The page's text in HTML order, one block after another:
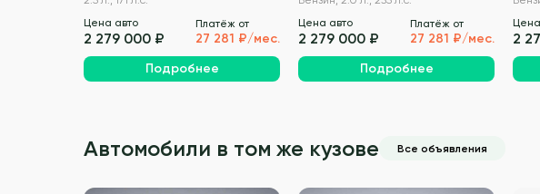
Цена авто
2 279 000 ₽
Платёж от
27 281 ₽/мес.
Подробнее
Цена авто
2 279 000 ₽
Платёж от
27 281 ₽/мес.
Подробнее
2
Автомобили в том же кузове Все объявления